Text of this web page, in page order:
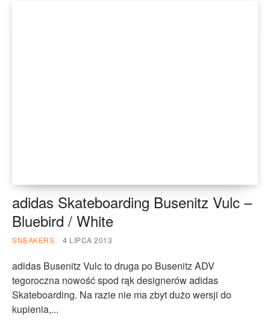
adidas Skateboarding Busenitz Vulc –
Bluebird / White
SNEAKERS 4 LIPCA 2013
adidas Busenitz Vulc to druga po Busenitz ADV
tegoroczna nowość spod rąk designerów adidas
Skateboarding. Na razie nie ma zbyt dużo wersji do
kupienia,...